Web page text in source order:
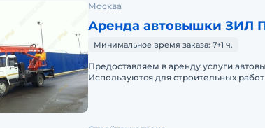
Москва
Аренда автовышки ЗИЛ
Минимальное время заказа: 7+1 ч.
Предоставляем в аренду услуги
Используются для строительных